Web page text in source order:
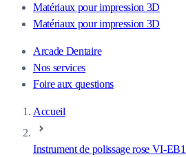
Matériaux pour impression 3D
Matériaux pour impression 3D
Arcade Dentaire
Nos services
Foire aux questions
Accueil
Instrument de polissage rose VI-